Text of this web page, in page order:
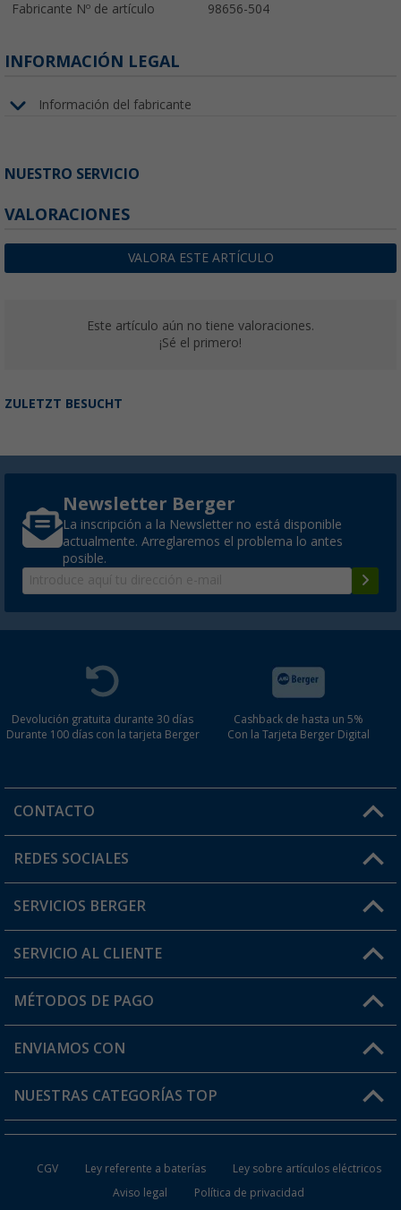
Fabricante Nº de artículo 98656-504
INFORMACIÓN LEGAL
Información del fabricante
NUESTRO SERVICIO
VALORACIONES
VALORA ESTE ARTÍCULO
Este artículo aún no tiene valoraciones.
¡Sé el primero!
ZULETZT BESUCHT
Newsletter Berger
La inscripción a la Newsletter no está disponible
actualmente. Arreglaremos el problema lo antes
posible.
Devolución gratuita durante 30 días
Durante 100 días con la tarjeta Berger
Cashback de hasta un 5%
Con la Tarjeta Berger Digital
CONTACTO
Horario de atención al cliente:
¿Tienes alguna duda?
REDES SOCIALES
SERVICIOS BERGER
Conviértete en distribuidor
Mi cuenta
Tarjeta Berger Digital
SERVICIO AL CLIENTE
FAQ y Contacto
Información de envío
¿Dónde está mi pedido?
MÉTODOS DE PAGO
ENVIAMOS CON
NUESTRAS CATEGORÍAS TOP
CGV Ley referente a baterías
Ley sobre artículos eléctricos
Aviso legal
Política de privacidad